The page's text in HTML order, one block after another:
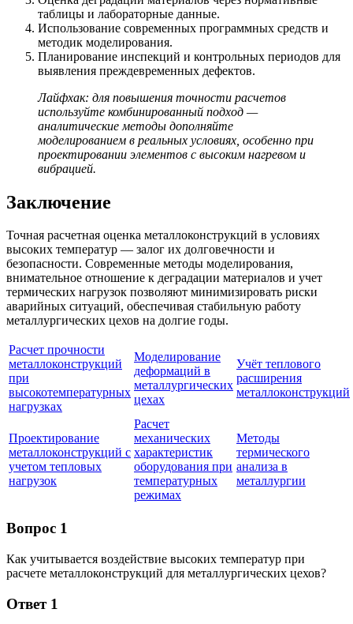
таблицы и лабораторные данные.
Использование современных программных средств и
методик моделирования.
Планирование инспекций и контрольных периодов для
выявления преждевременных дефектов.
Лайфхак: для повышения точности расчетов
используйте комбинированный подход —
аналитические методы дополняйте
моделированием в реальных условиях, особенно при
проектировании элементов с высоким нагревом и
вибрацией.
Заключение
Точная расчетная оценка металлоконструкций в условиях
высоких температур — залог их долговечности и
безопасности. Современные методы моделирования,
внимательное отношение к деградации материалов и учет
термических нагрузок позволяют минимизировать риски
аварийных ситуаций, обеспечивая стабильную работу
металлургических цехов на долгие годы.
Расчет прочности
металлоконструкций
при
высокотемпературных
нагрузках
Моделирование
деформаций в
металлургических
цехах
Учёт теплового
расширения
металлоконструкций
Проектирование
металлоконструкций с
учетом тепловых
нагрузок
Расчет
механических
характеристик
оборудования при
температурных
режимах
Методы
термического
анализa в
металлургии
Вопрос 1
Как учитывается воздействие высоких температур при
расчете металлоконструкций для металлургических цехов?
Ответ 1